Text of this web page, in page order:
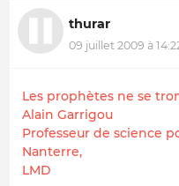
thurar
09 juillet 2009 à
Les prophètes ne se
Alain Garrigou
Professeur de science
Nanterre,
LMD